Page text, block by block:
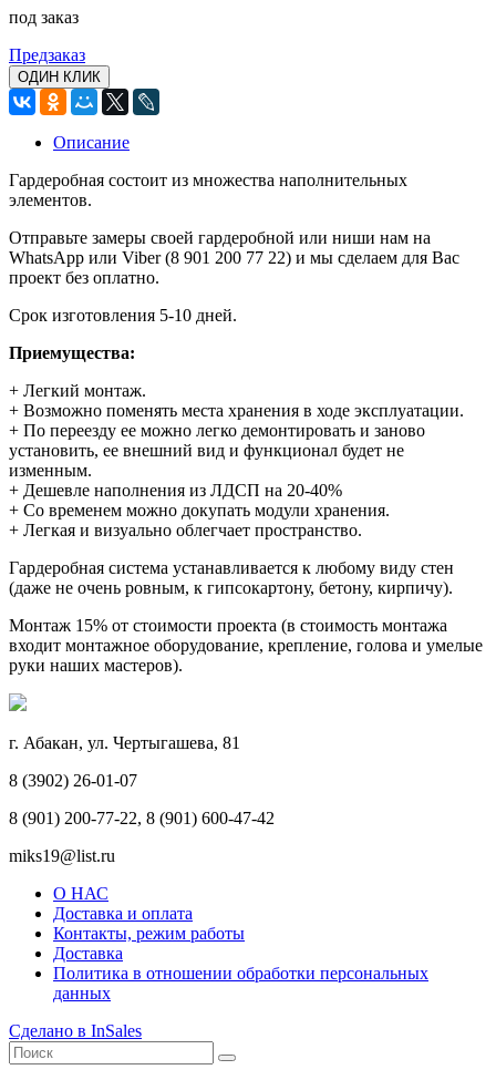
под заказ
Предзаказ
ОДИН КЛИК
Описание
Гардеробная состоит из множества наполнительных
элементов.
Отправьте замеры своей гардеробной или ниши нам на
WhatsApp или Viber (8 901 200 77 22) и мы сделаем для Вас
проект без оплатно.
Срок изготовления 5-10 дней.
Приемущества:
+ Легкий монтаж.
+ Возможно поменять места хранения в ходе эксплуатации.
+ По переезду ее можно легко демонтировать и заново
установить, ее внешний вид и функционал будет не
изменным.
+ Дешевле наполнения из ЛДСП на 20-40%
+ Со временем можно докупать модули хранения.
+ Легкая и визуально облегчает пространство.
Гардеробная система устанавливается к любому виду стен
(даже не очень ровным, к гипсокартону, бетону, кирпичу).
Монтаж 15% от стоимости проекта (в стоимость монтажа
входит монтажное оборудование, крепление, голова и умелые
руки наших мастеров).
г. Абакан, ул. Чертыгашева, 81
8 (3902) 26-01-07
8 (901) 200-77-22, 8 (901) 600-47-42
miks19@list.ru
О НАС
Доставка и оплата
Контакты, режим работы
Доставка
Политика в отношении обработки персональных
данных
Сделано в InSales